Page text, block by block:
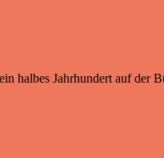
halbes Jahrhundert auf der